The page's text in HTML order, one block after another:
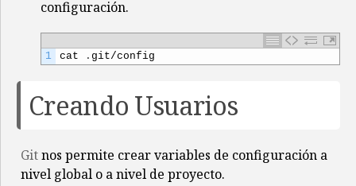
configuración.
1 cat . git/config
Creando Usuarios
Gitnos permite crear variables de configuración a
nivel global o a nivel de proyecto.